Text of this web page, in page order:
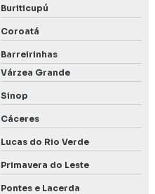
Buriticupú
Coroatá
Barreirinhas
Várzea Grande
Sinop
Cáceres
Lucas do Rio Verde
Primavera do Leste
Pontes e Lacerda